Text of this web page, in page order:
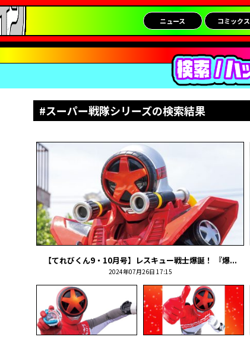
ニュース コミックス
#スーパー戦隊シリーズの検索結果
【てれびくん9・10月号】レスキュー戦士爆誕！ 『爆...
2024年07月26日 17:15